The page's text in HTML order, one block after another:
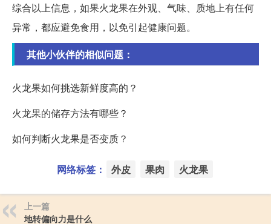
综合以上信息，如果火龙果在外观、气味、质地上有任何
异常，都应避免食用，以免引起健康问题。
其他小伙伴的相似问题：
火龙果如何挑选新鲜度高的？
火龙果的储存方法有哪些？
如何判断火龙果是否变质？
网络标签： 外皮 果肉 火龙果
上一篇
地转偏向力是什么